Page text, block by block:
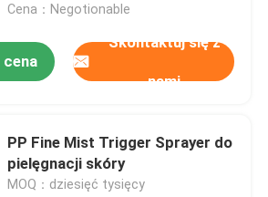
Cena：Negotionable
cena
Skontaktuj się z
nami
PP Fine Mist Trigger Sprayer do
pielęgnacji skóry
MOQ：dziesięć tysięcy